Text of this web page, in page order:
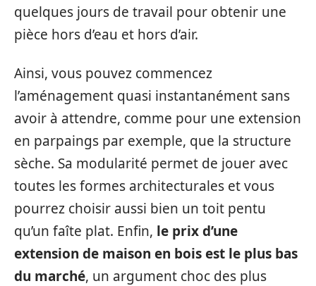
quelques jours de travail pour obtenir une
pièce hors d’eau et hors d’air.
Ainsi, vous pouvez commencez
l’aménagement quasi instantanément sans
avoir à attendre, comme pour une extension
en parpaings par exemple, que la structure
sèche. Sa modularité permet de jouer avec
toutes les formes architecturales et vous
pourrez choisir aussi bien un toit pentu
qu’un faîte plat. Enfin, le prix d’une
extension de maison en bois est le plus bas
du marché, un argument choc des plus